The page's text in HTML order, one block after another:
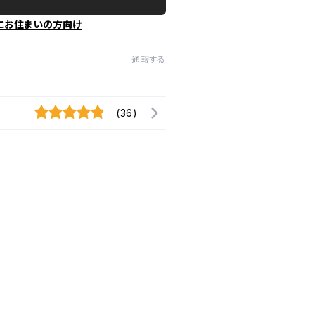
お住まいの方向け
通報する
(36)